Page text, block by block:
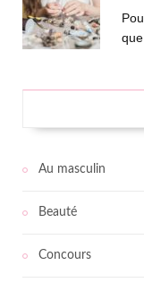
Au masculin
Beauté
Concours